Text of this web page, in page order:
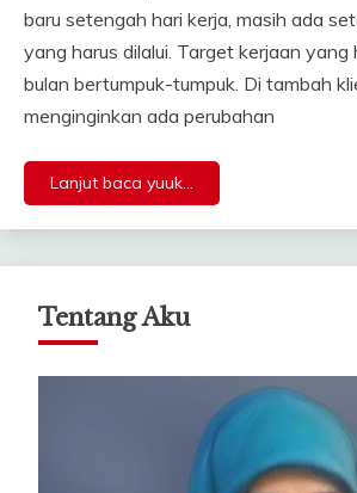
baru setengah hari kerja, masih ada
yang harus dilalui. Target kerjaan yang
bulan bertumpuk-tumpuk. Di tambah
menginginkan ada perubahan
Lanjut baca yuuk...
Tentang Aku